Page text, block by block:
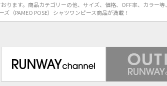
ります。商品カテゴリーの他、サイズ、価格、OFF率、カラー等、
（PAMEO POSE）シャツワンピース商品が満載！